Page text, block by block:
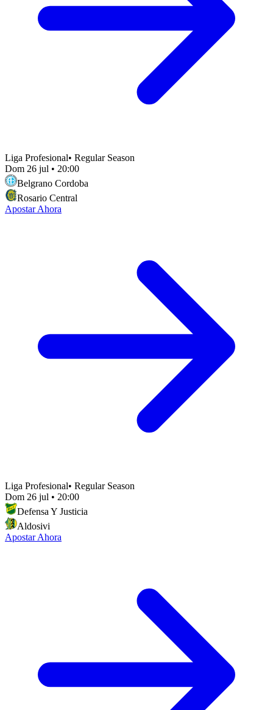
Liga Profesional• Regular Season
Dom 26 jul • 20:00
Belgrano Cordoba
Rosario Central
Apostar Ahora
Liga Profesional• Regular Season
Dom 26 jul • 20:00
Defensa Y Justicia
Aldosivi
Apostar Ahora